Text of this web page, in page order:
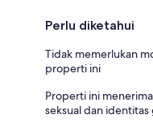
Perlu diketahui
Tidak memerlukan
properti ini
Properti ini
seksual dan identitas